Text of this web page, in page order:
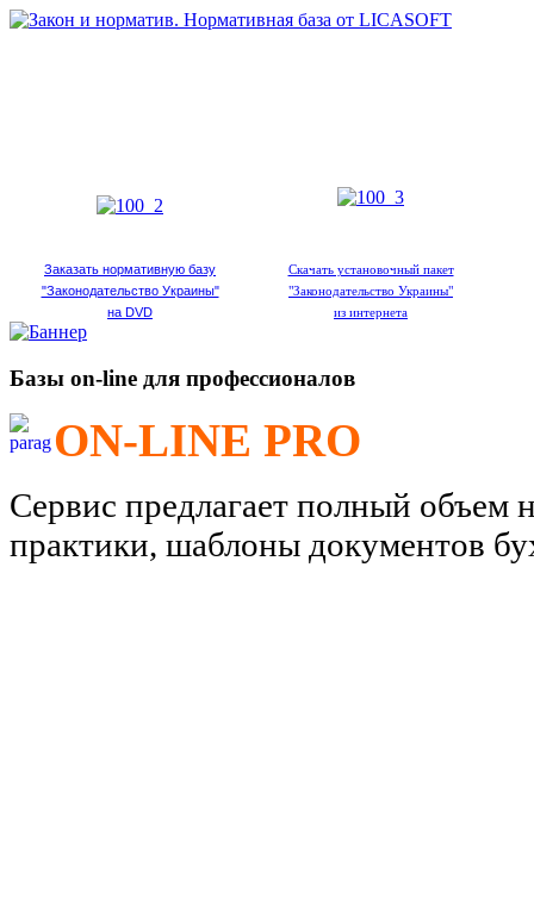
Заказать нормативную базу
"Законодательство Украины"
на DVD
Скачать установочный пакет
"Законодательство Украины"
из интернета
Базы on-line для профессионалов
ON-LINE PRO
Сервис предлагает полный объем
практики, шаблоны документов